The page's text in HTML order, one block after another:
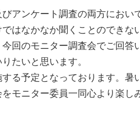
アンケート調査の両方におい
はなかなか聞くことのでき
回のモニター調査会でご回
たいと思います。
る予定となっております。暑
モニター委員一同心より楽し